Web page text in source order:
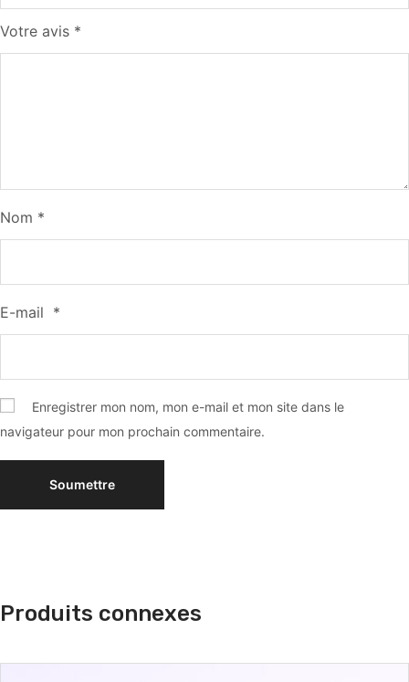
Votre avis *
Nom *
E-mail *
Enregistrer mon nom, mon e-mail et mon site dans le
navigateur pour mon prochain commentaire.
Produits connexes